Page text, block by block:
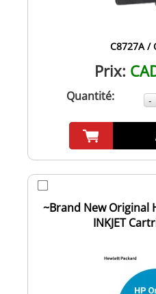
C8727A /
Prix:
Quantité: -
~Brand New Original
INKJET